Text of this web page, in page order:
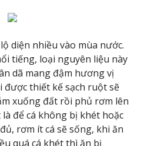
diện nhiều vào mùa nước.
tiếng, loại nguyên liệu này
dã mang đậm hương vị
được thiết kế sạch ruột sẽ
xuống đất rồi phủ rơm lên
để cá không bị khét hoặc
rơm ít cá sẽ sống, khi ăn
quá cá khét thì ăn bị